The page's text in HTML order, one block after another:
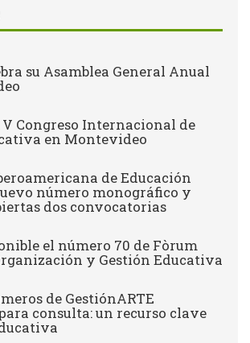
su Asamblea General Anual
V Congreso Internacional de
en Montevideo
de Educación
número monográfico y
dos convocatorias
el número 70 de Fòrum
y Gestión Educativa
de GestiónARTE
consulta: un recurso clave